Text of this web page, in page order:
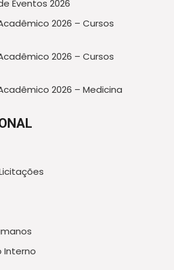
Eventos 2026
2026 – Cursos
2026 – Cursos
2026 – Medicina
Interno